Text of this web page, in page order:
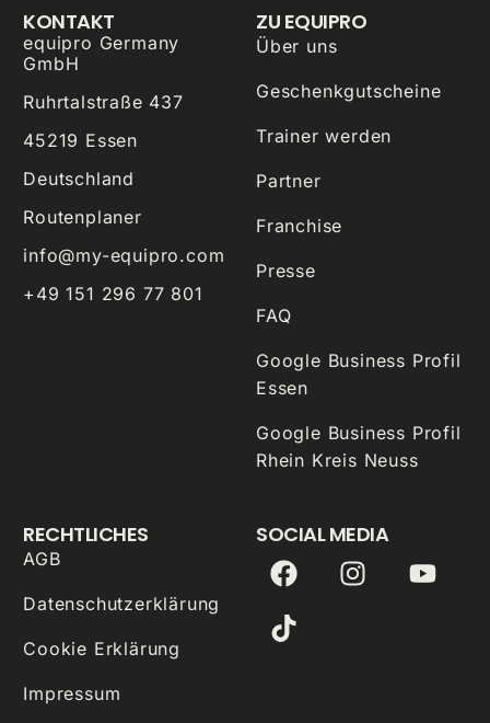
KONTAKT
equipro Germany
GmbH
Ruhrtalstraße 437
45219 Essen
Deutschland
Routenplaner
info@my-equipro.com
+49 151 296 77 801
ZU EQUIPRO
Über uns
Geschenkgutscheine
Trainer werden
Partner
Franchise
Presse
FAQ
Google Business Profil
Essen
Google Business Profil
Rhein Kreis Neuss
RECHTLICHES
AGB
Datenschutzerklärung
Cookie Erklärung
Impressum
SOCIAL MEDIA